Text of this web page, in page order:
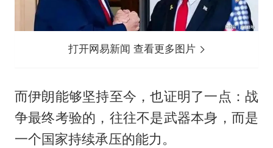
打开网易新闻 查看更多图片
而伊朗能够坚持至今，也证明了一点：战
争最终考验的，往往不是武器本身，而是
一个国家持续承压的能力。